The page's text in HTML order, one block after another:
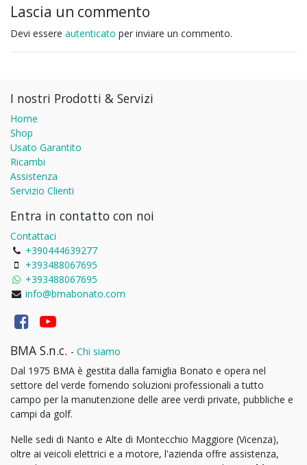
Lascia un commento
Devi essere autenticato per inviare un commento.
I nostri Prodotti & Servizi
Home
Shop
Usato Garantito
Ricambi
Assistenza
Servizio Clienti
Entra in contatto con noi
Contattaci
+390444639277
+393488067695
+393488067695
info@bmabonato.com
BMA S.n.c. - Chi siamo
Dal 1975 BMA è gestita dalla famiglia Bonato e opera nel
settore del verde fornendo soluzioni professionali a tutto
campo per la manutenzione delle aree verdi private, pubbliche e
campi da golf.
Nelle sedi di Nanto e Alte di Montecchio Maggiore (Vicenza),
oltre ai veicoli elettrici e a motore, l'azienda offre assistenza,